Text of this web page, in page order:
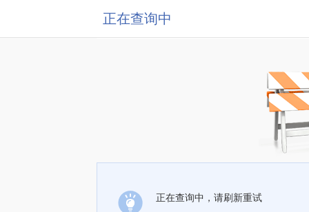
正在查询中
正在查询中，请刷新重试